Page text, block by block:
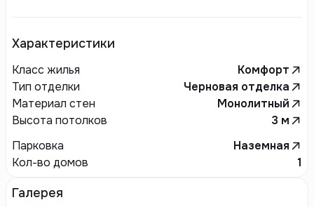
Характеристики
Класс жилья
Комфорт
Тип отделки
Черновая отделка
Материал стен
Монолитный
Высота потолков
3 м
Парковка
Наземная
Кол-во домов
1
Галерея